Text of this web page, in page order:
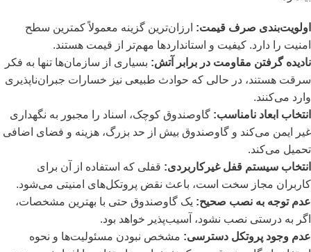
اولویت‌بندی صرف قیمت: ارزان‌ترین گزینه معمولاً کمترین سطح
امنیت را دارد. کیفیت و استانداردها مهم‌تر از قیمت هستند.
نادیده گرفتن مقاومت در برابر آتش: بسیاری از سازمان‌ها تنها به فکر
سرقت هستند، در حالی که حوادث طبیعی نیز خسارات جبران‌ناپذیری
وارد می‌کنند.
انتخاب ابعاد نامناسب: گاوصندوق کوچک، اسناد را مجبور به نگهداری
غیر ایمن می‌کند و گاوصندوق بیش از حد بزرگ، هزینه و فضای اضافی
تحمیل می‌کند.
انتخاب سیستم قفل غیرکاربردی: قفلی که استفاده از آن برای
کاربران مجاز سخت است، باعث نقض پروتکل‌های امنیتی می‌شود.
عدم توجه به نصب صحیح: یک گاوصندوق حتی با بهترین مشخصات،
اگر به درستی نصب نشود، آسیب‌پذیر خواهد بود.
عدم وجود پروتکل دسترسی: مشخص نبودن مسئولیت‌ها و نحوه